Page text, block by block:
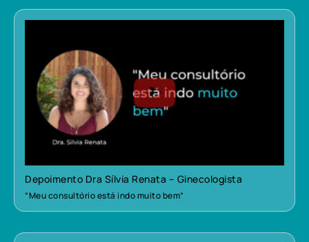
Depoimento Dra Sílvia Renata – Ginecologista
“Meu consultório está indo muito bem”